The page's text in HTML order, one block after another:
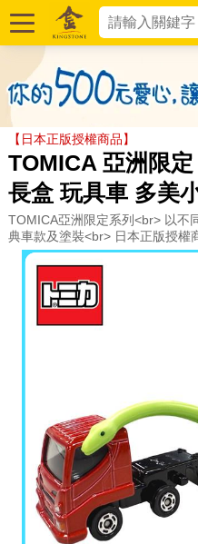
【日本正版授權商品】
TOMICA 亞洲限
長盒 玩具車 多美
TOMICA亞洲限定系列<br> 以不
典車款及塗裝<br> 日本正版授權